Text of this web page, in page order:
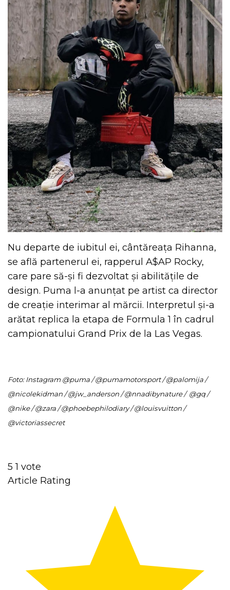
Nu departe de iubitul ei, cântăreața Rihanna,
se află partenerul ei, rapperul A$AP Rocky,
care pare să-și fi dezvoltat și abilitățile de
design. Puma l-a anunțat pe artist ca director
de creație interimar al mărcii. Interpretul și-a
arătat replica la etapa de Formula 1 în cadrul
campionatului Grand Prix de la Las Vegas.
Foto:Instagram @puma / @pumamotorsport / @palomija /
@nicolekidman / @jw_anderson / @nnadibynature / @gq /
@nike / @zara / @phoebephilodiary / @louisvuitton /
@victoriassecret
5 1 vote
Article Rating